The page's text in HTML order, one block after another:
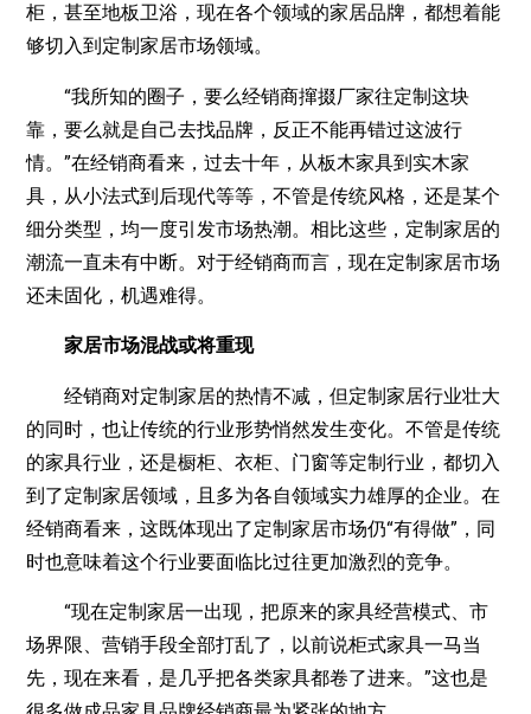
柜，甚至地板卫浴，现在各个领域的家居品牌，都想着能
够切入到定制家居市场领域。
“我所知的圈子，要么经销商撺掇厂家往定制这块
靠，要么就是自己去找品牌，反正不能再错过这波行
情。”在经销商看来，过去十年，从板木家具到实木家
具，从小法式到后现代等等，不管是传统风格，还是某个
细分类型，均一度引发市场热潮。相比这些，定制家居的
潮流一直未有中断。对于经销商而言，现在定制家居市场
还未固化，机遇难得。
家居市场混战或将重现
经销商对定制家居的热情不减，但定制家居行业壮大
的同时，也让传统的行业形势悄然发生变化。不管是传统
的家具行业，还是橱柜、衣柜、门窗等定制行业，都切入
到了定制家居领域，且多为各自领域实力雄厚的企业。在
经销商看来，这既体现出了定制家居市场仍“有得做”，同
时也意味着这个行业要面临比过往更加激烈的竞争。
“现在定制家居一出现，把原来的家具经营模式、市
场界限、营销手段全部打乱了，以前说柜式家具一马当
先，现在来看，是几乎把各类家具都卷了进来。”这也是